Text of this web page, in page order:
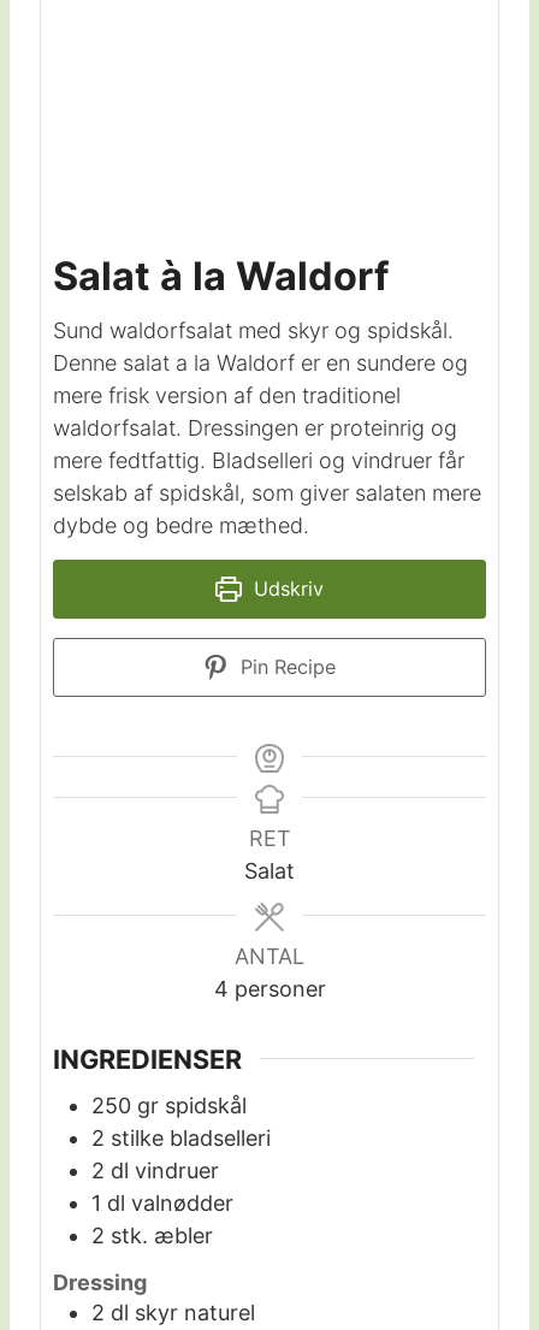
Salat à la Waldorf
Sund waldorfsalat med skyr og spidskål.
Denne salat a la Waldorf er en sundere og
mere frisk version af den traditionel
waldorfsalat. Dressingen er proteinrig og
mere fedtfattig. Bladselleri og vindruer får
selskab af spidskål, som giver salaten mere
dybde og bedre mæthed.
Udskriv
Pin Recipe
RET
Salat
ANTAL
4 personer
INGREDIENSER
250 gr spidskål
2 stilke bladselleri
2 dl vindruer
1 dl valnødder
2 stk. æbler
Dressing
2 dl skyr naturel